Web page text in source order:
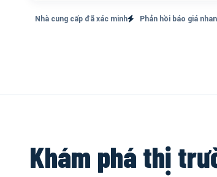
Nhà cung cấp đã xác minh Phản hồi báo giá
Khám phá thị